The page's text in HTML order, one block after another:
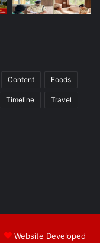
Content Foods
Timeline Travel
Website Developed